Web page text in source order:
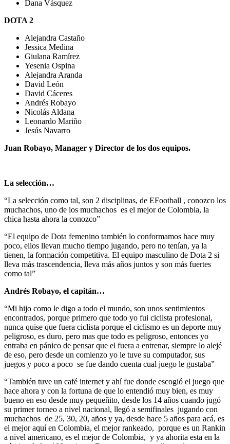
Dana Vásquez
DOTA 2
Alejandra Castaño
Jessica Medina
Giulana Ramírez
Yesenia Ospina
Alejandra Aranda
David León
David Cáceres
Andrés Robayo
Nicolás Aldana
Leonardo Mariño
Jesús Navarro
Juan Robayo, Manager y Director de los dos equipos.
La selección…
“La selección como tal, son 2 disciplinas, de EFootball , conozco los
muchachos, uno de los muchachos es el mejor de Colombia, la
chica hasta ahora la conozco”
“El equipo de Dota femenino también lo conformamos hace muy
poco, ellos llevan mucho tiempo jugando, pero no tenían, ya la
tienen, la formación competitiva. El equipo masculino de Dota 2 si
lleva más trascendencia, lleva más años juntos y son más fuertes
como tal”
Andrés Robayo, el capitán…
“Mi hijo como le digo a todo el mundo, son unos sentimientos
encontrados, porque primero que todo yo fui ciclista profesional,
nunca quise que fuera ciclista porque el ciclismo es un deporte muy
peligroso, es duro, pero mas que todo es peligroso, entonces yo
entraba en pánico de pensar que el fuera a entrenar, siempre lo alejé
de eso, pero desde un comienzo yo le tuve su computador, sus
juegos y poco a poco se fue dando cuenta cual juego le gustaba”
“También tuve un café internet y ahí fue donde escogió el juego que
hace ahora y con la fortuna de que lo entendió muy bien, es muy
bueno en eso desde muy pequeñito, desde los 14 años cuando jugó
su primer torneo a nivel nacional, llegó a semifinales jugando con
muchachos de 25, 30, 20, años y ya, desde hace 5 años para acá, es
el mejor aquí en Colombia, el mejor rankeado, porque es un Rankin
a nivel americano, es el mejor de Colombia, y ya ahorita esta en la